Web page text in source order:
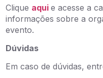
Clique aquie acesse a
informações sobre a
evento.
Dúvidas
Em caso de dúvidas,